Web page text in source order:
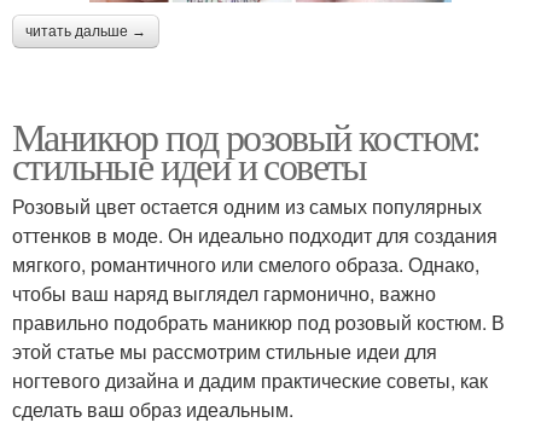
читать дальше →
Маникюр под розовый костюм:
стильные идеи и советы
Розовый цвет остается одним из самых популярных
оттенков в моде. Он идеально подходит для создания
мягкого, романтичного или смелого образа. Однако,
чтобы ваш наряд выглядел гармонично, важно
правильно подобрать маникюр под розовый костюм. В
этой статье мы рассмотрим стильные идеи для
ногтевого дизайна и дадим практические советы, как
сделать ваш образ идеальным.